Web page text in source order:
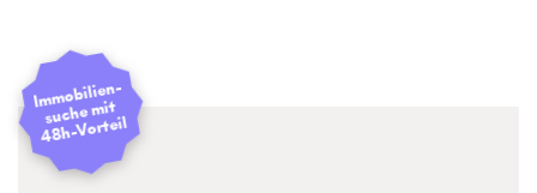
I
mmobilien­
suche mit
48h-Vorteil